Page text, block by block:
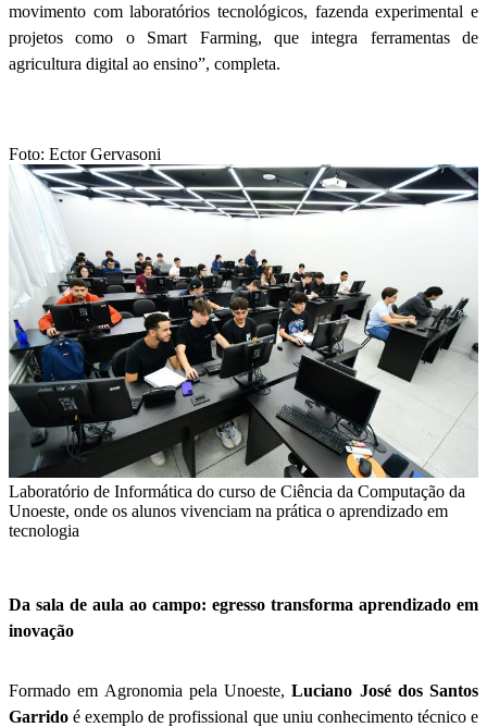
movimento com laboratórios tecnológicos, fazenda experimental e
projetos como o Smart Farming, que integra ferramentas de
agricultura digital ao ensino”, completa.
Foto: Ector Gervasoni
Laboratório de Informática do curso de Ciência da Computação da
Unoeste, onde os alunos vivenciam na prática o aprendizado em
tecnologia
Da sala de aula ao campo: egresso transforma aprendizado em
inovação
Formado em Agronomia pela Unoeste,Luciano José dos Santos
Garrido é exemplo de profissional que uniu conhecimento técnico e